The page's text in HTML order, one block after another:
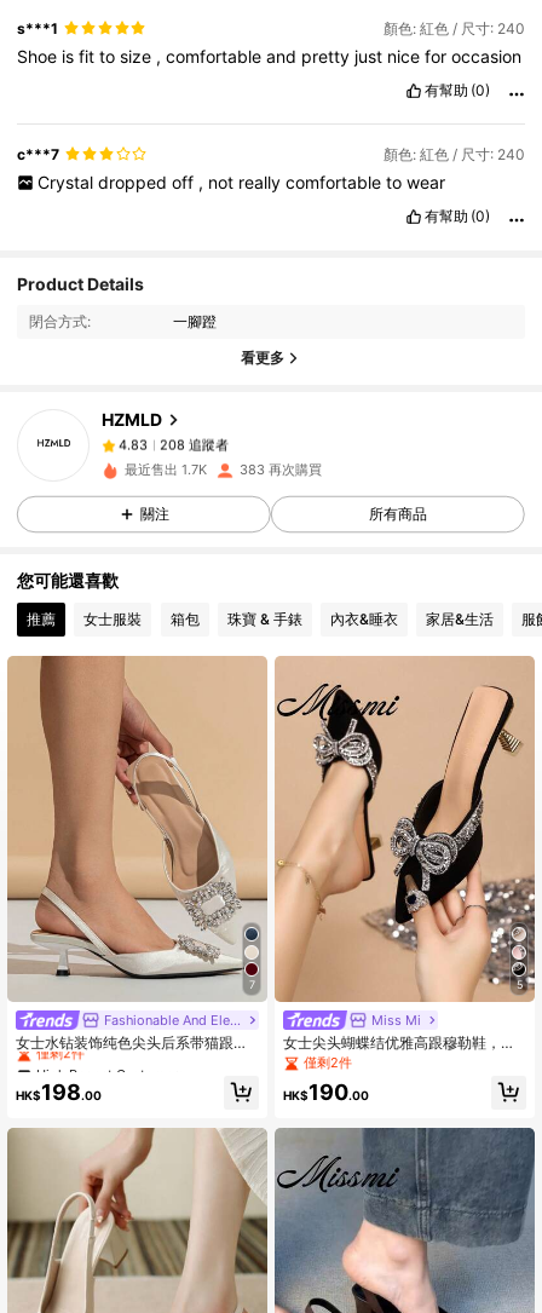
s***1 顏色: 紅色 / 尺寸: 240
Shoe isfittosize ,comfortableand pretty just niceforoccasion
有幫助 (0)
c***7 顏色: 紅色 / 尺寸: 240
Crystal dropped off , not really comfortable to wear
有幫助 (0)
Product Details
閉合方式: 一腳蹬
看更多
HZMLD
4.83
208 追蹤者
4.83 208 追蹤者
4.83 208 追蹤者
4.83
最近售出 1.7K 383 再次購買
關注 所有商品
您可能還喜歡
推薦 女士服裝 箱包 珠寶 & 手錶 內衣&睡衣 家居&生活 服
7
Fashionable And Elegant High Heels
女士水钻装饰纯色尖头后系带猫跟露
跟高跟鞋，时尚舒适，适合优雅派
对、宴会、晚礼服、秋冬季节穿着，
米色高跟鞋可搭配职业装，优雅大
High Repeat Customers
僅剩2件
High Repeat Customers
僅剩2件
High Repeat Customers
僅剩2件
High Repeat Customers
僅剩2件
HK$198.00
5
Miss Mi
女士尖头蝴蝶结优雅高跟穆勒鞋，猫
跟鞋，优雅，女士高跟鞋，派对装扮
僅剩2件
HK$190.00